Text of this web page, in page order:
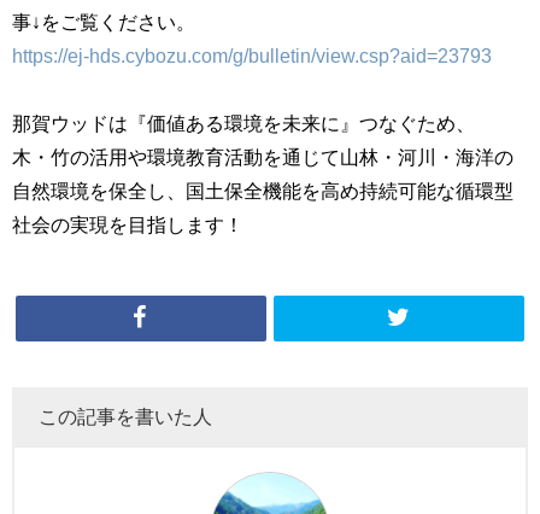
事↓をご覧ください。
https://ej-hds.cybozu.com/g/bulletin/view.csp?aid=23793
那賀ウッドは『価値ある環境を未来に』つなぐため、
木・竹の活用や環境教育活動を通じて山林・河川・海洋の
自然環境を保全し、国土保全機能を高め持続可能な循環型
社会の実現を目指します！
この記事を書いた人